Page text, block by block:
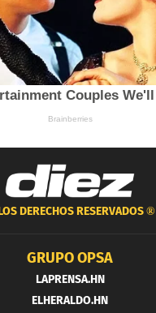
DERECHOS RESERVADOS ®
GRUPO OPSA
LAPRENSA.HN
ELHERALDO.HN